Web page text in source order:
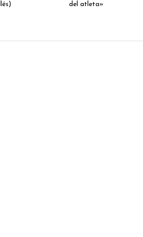
del atleta»